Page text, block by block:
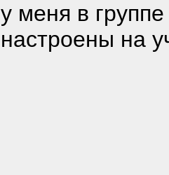
у меня в
настроены на